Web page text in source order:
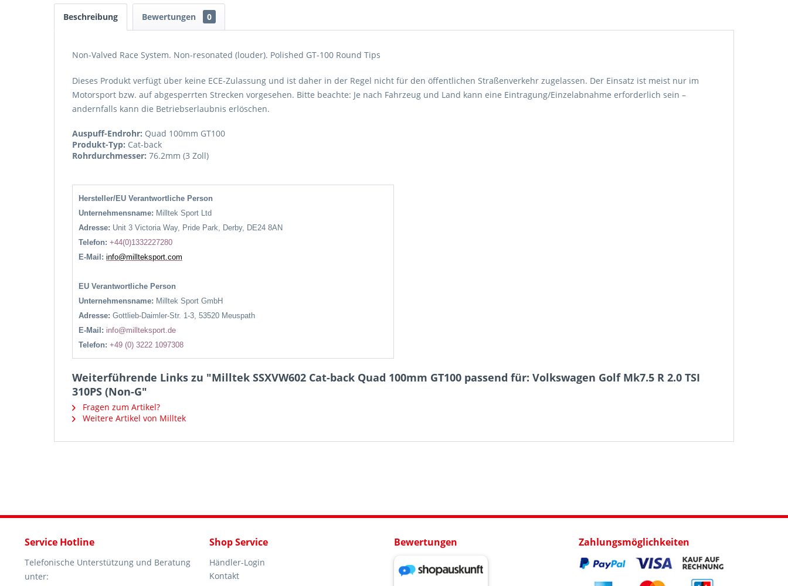
Beschreibung Bewertungen 0
Non-Valved Race System. Non-resonated (louder). Polished GT-100 Round Tips
Dieses Produkt verfügt über keine ECE-Zulassung und ist daher in der Regel nicht für den öffentlichen Straßenverkehr zugelassen. Der Einsatz ist meist nur im
Motorsport bzw. auf abgesperrten Strecken vorgesehen. Bitte beachte: Je nach Fahrzeug und Land kann eine Eintragung/Einzelabnahme erforderlich sein –
andernfalls kann die Betriebserlaubnis erlöschen.
Auspuff-Endrohr: Quad 100mm GT100
Produkt-Typ: Cat-back
Rohrdurchmesser: 76.2mm (3 Zoll)
Hersteller/EU Verantwortliche Person
Unternehmensname: Milltek Sport Ltd
Adresse: Unit 3 Victoria Way, Pride Park, Derby, DE24 8AN
Telefon: +44(0)1332227280
E-Mail: info@millteksport.com
EU Verantwortliche Person
Unternehmensname: Milltek Sport GmbH
Adresse: Gottlieb-Daimler-Str. 1-3, 53520 Meuspath
E-Mail: info@millteksport.de
Telefon: +49 (0) 3222 1097308
Weiterführende Links zu "Milltek SSXVW602 Cat-back Quad 100mm GT100 passend für: Volkswagen Golf Mk7.5 R 2.0 TSI
310PS (Non-G"
Fragen zum Artikel?
Weitere Artikel von Milltek
Service Hotline
Telefonische Unterstützung und Beratung
unter:
Shop Service
Händler-Login
Kontakt
Bewertungen Zahlungsmöglichkeiten